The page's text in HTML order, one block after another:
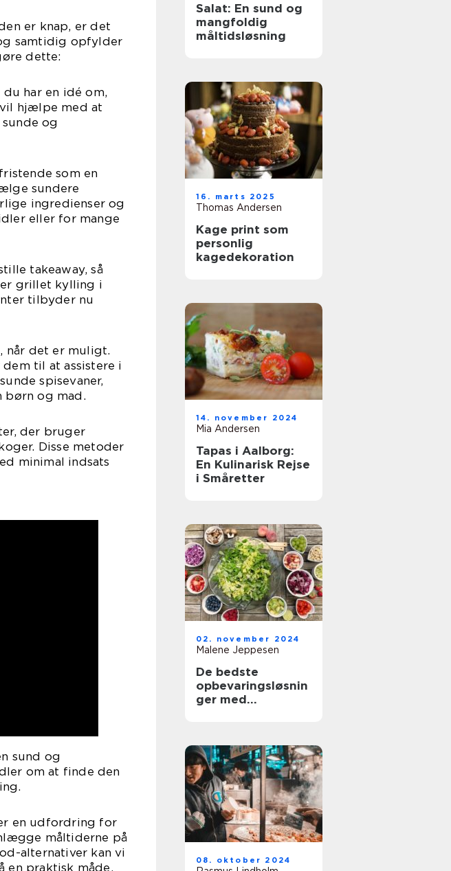
er knap, er det
samtidig opfylder
dette:
har en idé om,
hjælpe med at
og
som en
sundere
ingredienser og
eller for mange
takeaway, så
grillet kylling i
tilbyder nu
når det er muligt.
til at assistere i
spisevaner,
børn og mad.
der bruger
Disse metoder
minimal indsats
sund og
om at finde den
en udfordring for
måltiderne på
alternativer kan vi
en praktisk måde.
Salat: En sund og
mangfoldig
måltidsløsning
16. marts 2025
Thomas Andersen
Kage print som
personlig
kagedekoration
14. november 2024
Mia Andersen
Tapas i Aalborg:
En Kulinarisk Rejse
i Småretter
02. november 2024
Malene Jeppesen
De bedste
opbevaringsløsnin
ger med
08. oktober 2024